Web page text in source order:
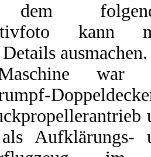
kann
ausmachen.
war
Aufklärungs-